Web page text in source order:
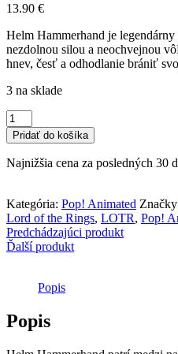
13.90 €
Helm Hammerhand je
nezdolnou silou a neochvejnou
hnev, česť a odhodlanie brániť
3 na sklade
množstvo
Funko
POP!
Animated
of
the
Rings
(The
-
Helm
Pridať do košíka
Najnižšia cena za posledných 30
Kategória: Pop! Animated
Lord of the Rings, LOTR, Pop!
Predchádzajúci produkt
Ďalší produkt
Popis
Popis